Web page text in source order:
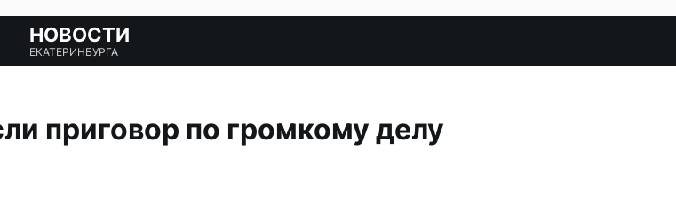
НОВОСТИ
ЕКАТЕРИНБУРГА
приговор по громкому делу